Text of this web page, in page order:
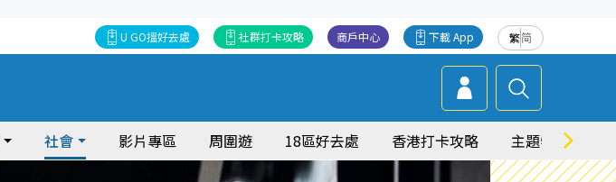
繁简
下載 App
商戶中心
社群打卡攻略
U GO搵好去處
社會 影片專區 周圍遊 18區好去處 香港打卡攻略 主題特集